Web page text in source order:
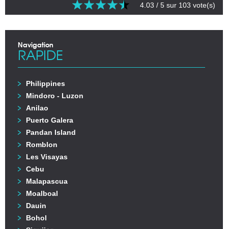
4.03 / 5 sur 103 vote(s)
Navigation
RAPIDE
Philippines
Mindoro - Luzon
Anilao
Puerto Galera
Pandan Island
Romblon
Les Visayas
Cebu
Malapascua
Moalboal
Dauin
Bohol